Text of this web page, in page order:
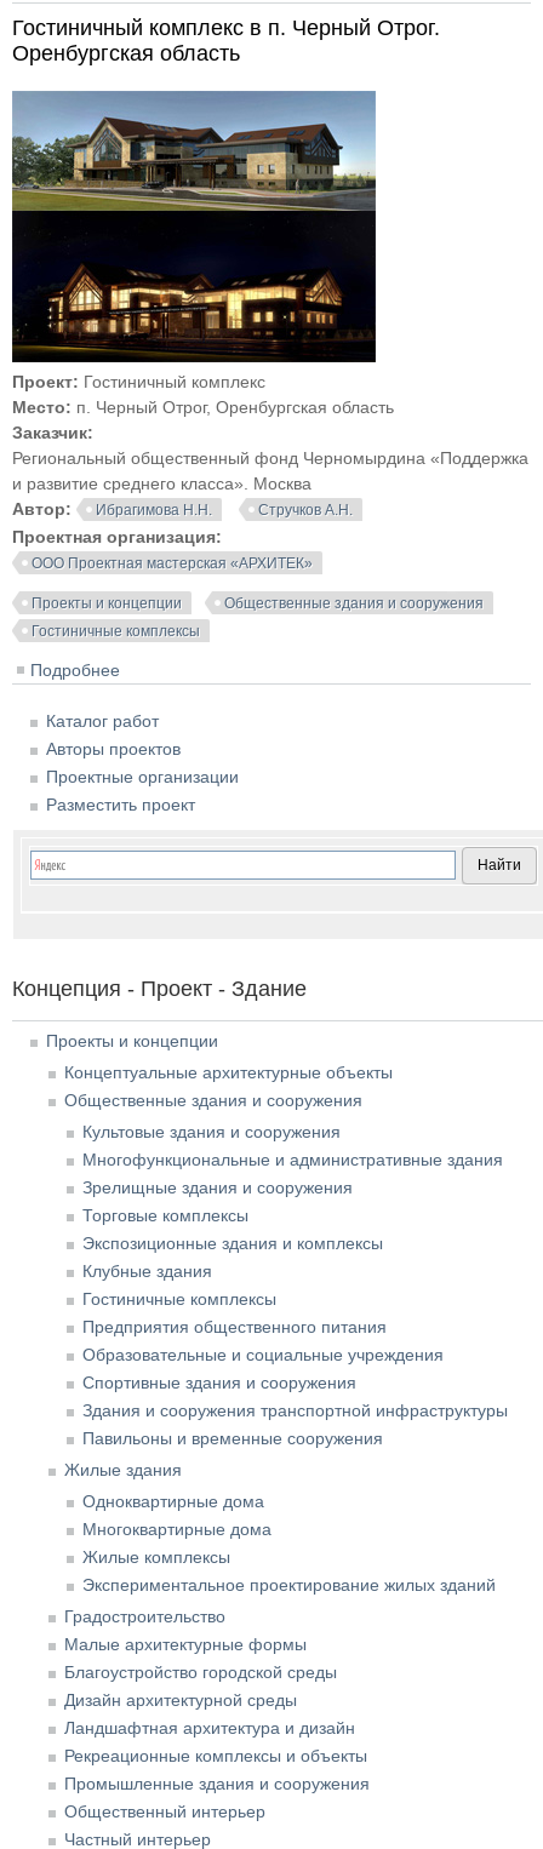
жителей в Оренбургской области
Гостиничный комплекс в п. Черный Отрог.
Оренбургская область
Проект: Гостиничный комплекс
Место: п. Черный Отрог, Оренбургская область
Заказчик:
Региональный общественный фонд Черномырдина «Поддержка
и развитие среднего класса». Москва
Автор:
Ибрагимова Н.Н. Стручков А.Н.
Проектная организация:
ООО Проектная мастерская «АРХИТЕК»
Проекты и концепции
Общественные здания и сооружения
Гостиничные комплексы
Подробнее
Каталог работ
Авторы проектов
Проектные организации
Разместить проект
Концепция - Проект - Здание
Проекты и концепции
Концептуальные архитектурные объекты
Общественные здания и сооружения
Культовые здания и сооружения
Многофункциональные и административные здания
Зрелищные здания и сооружения
Торговые комплексы
Экспозиционные здания и комплексы
Клубные здания
Гостиничные комплексы
Предприятия общественного питания
Образовательные и социальные учреждения
Спортивные здания и сооружения
Здания и сооружения транспортной инфраструктуры
Павильоны и временные сооружения
Жилые здания
Одноквартирные дома
Многоквартирные дома
Жилые комплексы
Экспериментальное проектирование жилых зданий
Градостроительство
Малые архитектурные формы
Благоустройство городской среды
Дизайн архитектурной среды
Ландшафтная архитектура и дизайн
Рекреационные комплексы и объекты
Промышленные здания и сооружения
Общественный интерьер
Частный интерьер